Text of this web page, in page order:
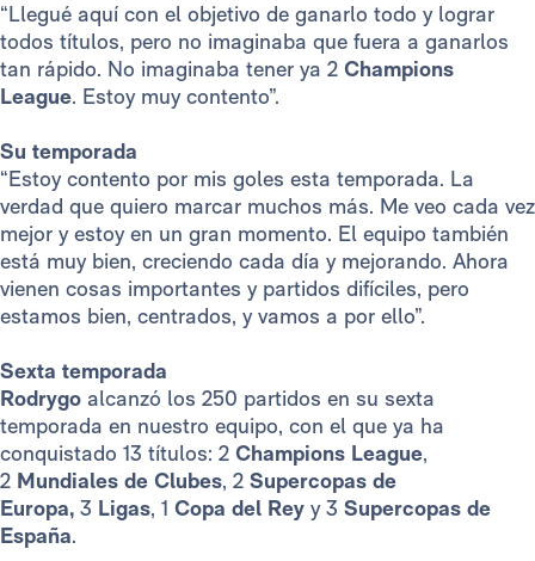
“Llegué aquí con el objetivo de ganarlo todo y lograr
todos títulos, pero no imaginaba que fuera a ganarlos
tan rápido. No imaginaba tener ya 2 Champions
League. Estoy muy contento”.
Su temporada
“Estoy contento por mis goles esta temporada. La
verdad que quiero marcar muchos más. Me veo cada vez
mejor y estoy en un gran momento. El equipo también
está muy bien, creciendo cada día y mejorando. Ahora
vienen cosas importantes y partidos difíciles, pero
estamos bien, centrados, y vamos a por ello”.
Sexta temporada
Rodrygo alcanzó los 250 partidos en su sexta
temporada en nuestro equipo, con el que ya ha
conquistado 13 títulos: 2 Champions League,
2 Mundiales de Clubes, 2 Supercopas de
Europa, 3 Ligas, 1 Copa del Rey y 3 Supercopas de
España.